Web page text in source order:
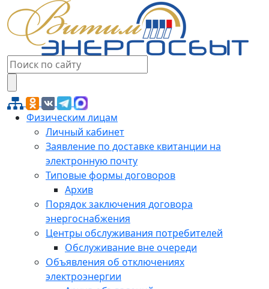
Физическим лицам
Личный кабинет
Заявление по доставке квитанции на
электронную почту
Типовые формы договоров
Архив
Порядок заключения договора
энергоснабжения
Центры обслуживания потребителей
Обслуживание вне очереди
Объявления об отключениях
электроэнергии